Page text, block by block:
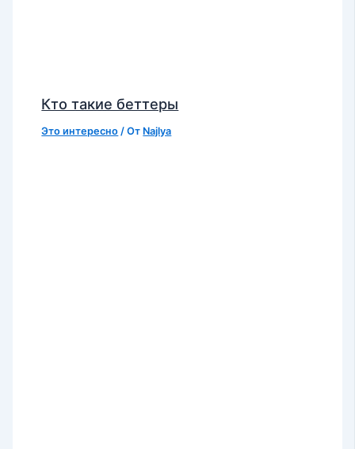
Кто такие беттеры
Это интересно / От Najlya